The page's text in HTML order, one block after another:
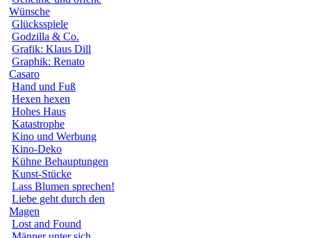
Wünsche
Glücksspiele
Godzilla & Co.
Grafik: Klaus Dill
Graphik: Renato
Casaro
Hand und Fuß
Hexen hexen
Hohes Haus
Katastrophe
Kino und Werbung
Kino-Deko
Kühne Behauptungen
Kunst-Stücke
Lass Blumen sprechen!
Liebe geht durch den
Magen
Lost and Found